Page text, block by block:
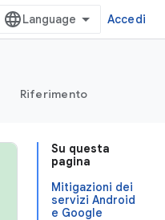
Accedi
Riferimento
Su questa
pagina
Mitigazioni dei
servizi Android
e Google